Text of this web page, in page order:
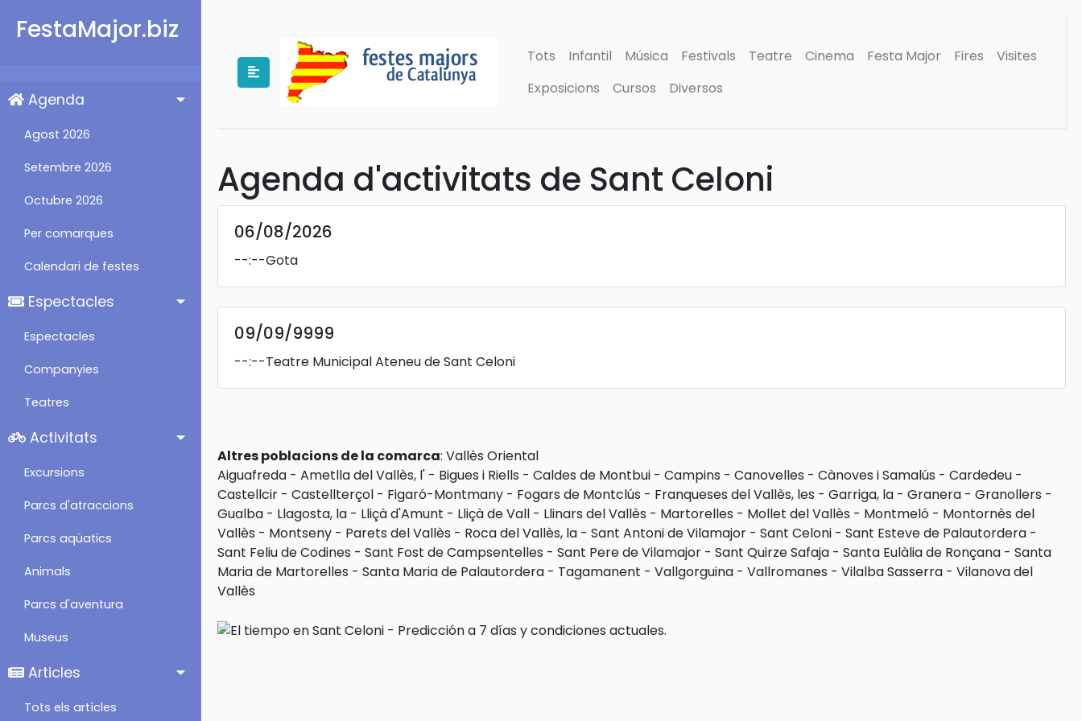
FestaMajor.biz
Agenda
Agost 2026
Setembre 2026
Octubre 2026
Per comarques
Calendari de festes
Espectacles
Espectacles
Companyies
Teatres
Activitats
Excursions
Parcs d'atraccions
Parcs aqüatics
Animals
Parcs d'aventura
Museus
Articles
Tots els artícles
Tots Infantil Música Festivals Teatre Cinema Festa Major Fires
Visites
Exposicions
Cursos Diversos
Agenda d'activitats de Sant Celoni
06/08/2026
--:--Gota
09/09/9999
--:--Teatre Municipal Ateneu de Sant Celoni
Altres poblacions de la comarca: Vallès Oriental
Aiguafreda - Ametlla del Vallès, l' - Bigues i Riells - Caldes de Montbui - Campins - Canovelles - Cànoves i Samalús - Cardedeu -
Castellcir - Castellterçol - Figaró-Montmany - Fogars de Montclús - Franqueses del Vallès, les - Garriga, la - Granera - Granollers -
Gualba - Llagosta, la - Lliçà d'Amunt - Lliçà de Vall - Llinars del Vallès - Martorelles - Mollet del Vallès - Montmeló - Montornès del
Vallès - Montseny - Parets del Vallès - Roca del Vallès, la - Sant Antoni de Vilamajor - Sant Celoni - Sant Esteve de Palautordera -
Sant Feliu de Codines - Sant Fost de Campsentelles - Sant Pere de Vilamajor - Sant Quirze Safaja - Santa Eulàlia de Ronçana - Santa
Maria de Martorelles - Santa Maria de Palautordera - Tagamanent - Vallgorguina - Vallromanes - Vilalba Sasserra - Vilanova del
Vallès